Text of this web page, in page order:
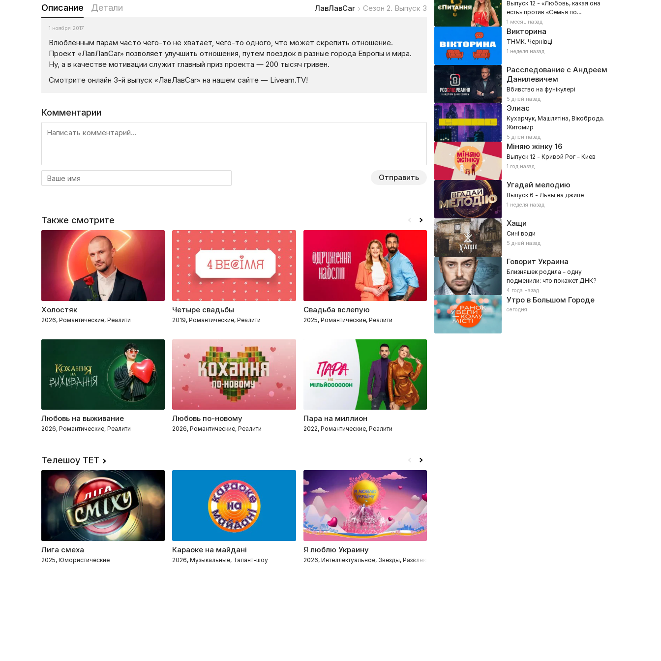
Описание Детали ЛавЛавCar Сезон 2. Выпуск 3
1 ноября 2017
Влюбленным парам часто чего-то не хватает, чего-то одного, что может скрепить отношение.
Проект «ЛавЛавCar» позволяет улучшить отношения, путем поездок в разные города Европы и мира.
Ну, а в качестве мотивации служит главный приз проекта — 200 тысяч гривен.
Смотрите онлайн 3-й выпуск «ЛавЛавCar» на нашем сайте — Liveam.TV!
Комментарии
Отправить
Выпуск 12 - «Любовь, какая она
есть» против «Семья по
воскресеньям»
1 месяц назад
Викторина
ТНМК. Чернівці
1 неделя назад
Расследование с Андреем
Данилевичем
Вбивство на фунікулері
5 дней назад
Элиас
Кухарчук, Машлятіна, Вікоброда.
Житомир
5 дней назад
Міняю жінку16
Выпуск 12 - Кривой Рог – Киев
1 год назад
Угадай мелодию
Выпуск 6 - Львы на джипе
1 неделя назад
Хащи
Сині води
5 дней назад
Говорит Украина
Близняшек родила – одну
подменили: что покажет ДНК?
4 года назад
Утро в Большом Городе
сегодня
Также смотрите
Холостяк
2026, Романтические, Реалити
Четыре свадьбы
2019, Романтические, Реалити
Свадьба вслепую
2025, Романтические, Реалити
Любовь на выживание
2026, Романтические, Реалити
Любовь по-новому
2026, Романтические, Реалити
Пара на миллион
2022, Романтические, Реалити
Заробитчане
2019, Путешествия, Советы, Реалити
Телешоу ТЕТ
Лига смеха
2025, Юмористические
Караоке на майдані
2026, Музыкальные, Талант-шоу
Я люблю Украину
2026, Интеллектуальное, Звёзды, Развлекательное, Познавательные